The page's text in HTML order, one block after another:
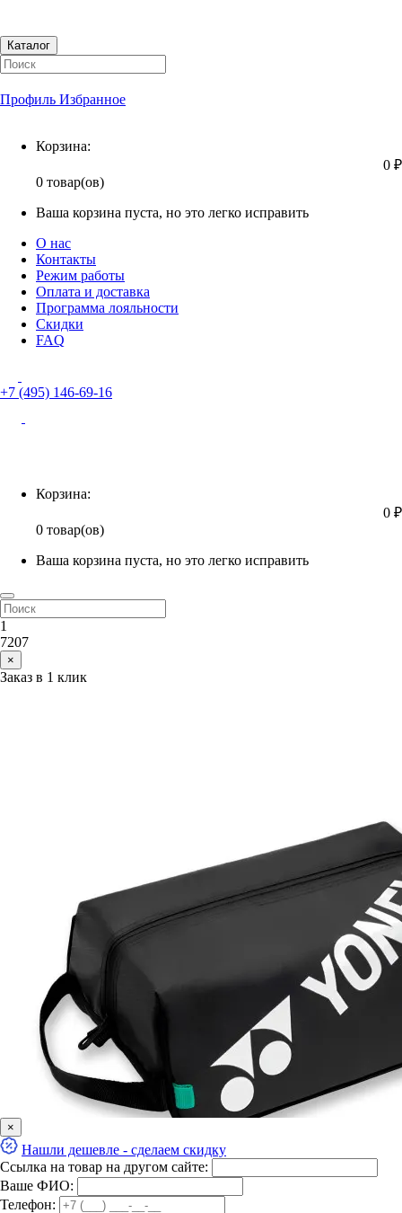
Каталог
Профиль Избранное
Корзина:
0 ₽
0 товар(ов)
Ваша корзина пуста, но это легко исправить
О нас
Контакты
Режим работы
Оплата и доставка
Программа лояльности
Скидки
FAQ
+7 (495) 146-69-16
Корзина:
0 ₽
0 товар(ов)
Ваша корзина пуста, но это легко исправить
1
7207
×
Заказ в 1 клик
×
Нашли дешевле - сделаем скидку
Ссылка на товар на другом сайте:
Ваше ФИО:
Телефон: